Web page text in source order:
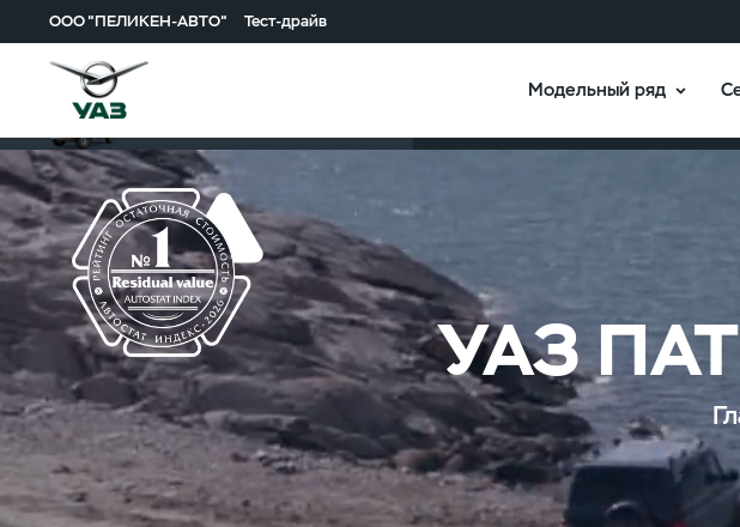
ООО "ПЕЛИКЕН-АВТО" Тест-драйв
Модельный ряд
УАЗ